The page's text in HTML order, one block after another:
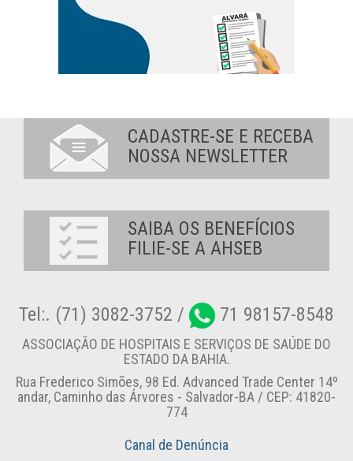
CADASTRE-SE E RECEBA
NOSSA NEWSLETTER
SAIBA OS BENEFÍCIOS
FILIE-SE A AHSEB
Tel:. (71) 3082-3752 / 71 98157-8548
ASSOCIAÇÃO DE HOSPITAIS E SERVIÇOS DE SAÚDE DO
ESTADO DA BAHIA.
Rua Frederico Simões, 98 Ed. Advanced Trade Center 14º
andar, Caminho das Árvores - Salvador-BA / CEP: 41820-
774
Canal de Denúncia